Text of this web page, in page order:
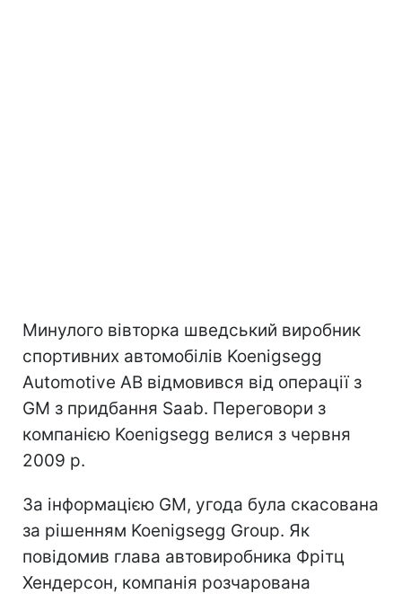
Минулого вівторка шведський виробник
спортивних автомобілів Koenigsegg
Automotive AB відмовився від операції з
GM з придбання Saab. Переговори з
компанією Koenigsegg велися з червня
2009 р.
За інформацією GM, угода була скасована
за рішенням Koenigsegg Group. Як
повідомив глава автовиробника Фрітц
Хендерсон, компанія розчарована